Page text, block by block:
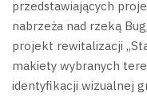
przedstawiających
nabrzeża nad rzeką
projekt rewitalizacji
makiety wybranych
identyfikacji wizualnej